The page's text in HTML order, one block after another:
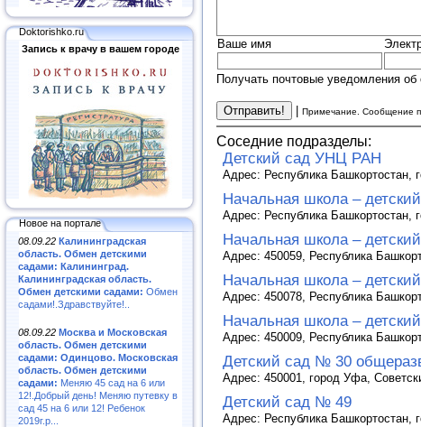
Doktorishko.ru
Запись к врачу в вашем городе
Новое на портале
08.09.22 Калининградская
область. Обмен детскими
садами: Калининград.
Калининградская область.
Обмен детскими садами: Обмен
садами!.Здравствуйте!..
08.09.22 Москва и Московская
область. Обмен детскими
садами: Одинцово. Московская
область. Обмен детскими
садами: Меняю 45 сад на 6 или
12!.Добрый день! Меняю путевку в
сад 45 на 6 или 12! Ребенок
2019г.р...
Ваше имя
Получать почтовые уведомления об
Примечание. Сообщение
Соседние подразделы:
Детский сад УНЦ РАН
Адрес: Республика Башкортостан,
Начальная школа –
Адрес: Республика Башкортостан,
Начальная школа –
Адрес: 450059, Республика
Начальная школа –
Адрес: 450078, Республика
Начальная школа –
Адрес: 450009, Республика
Детский сад № 30
Адрес: 450001, город Уфа,
Детский сад № 49
Адрес: Республика Башкортостан,